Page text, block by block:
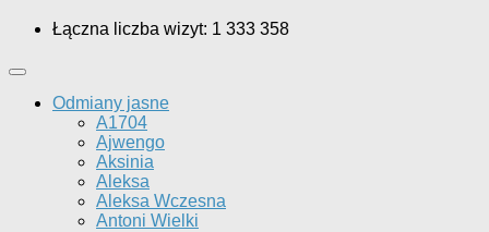
Łączna liczba wizyt: 1 333 358
Odmiany jasne
A1704
Ajwengo
Aksinia
Aleksa
Aleksa Wczesna
Antoni Wielki